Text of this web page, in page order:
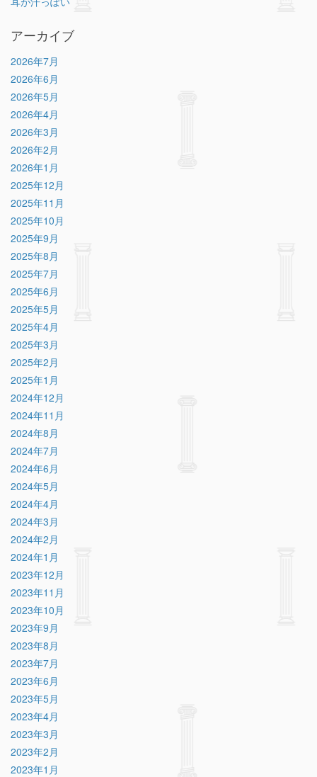
アーカイブ
2026年7月
2026年6月
2026年5月
2026年4月
2026年3月
2026年2月
2026年1月
2025年12月
2025年11月
2025年10月
2025年9月
2025年8月
2025年7月
2025年6月
2025年5月
2025年4月
2025年3月
2025年2月
2025年1月
2024年12月
2024年11月
2024年8月
2024年7月
2024年6月
2024年5月
2024年4月
2024年3月
2024年2月
2024年1月
2023年12月
2023年11月
2023年10月
2023年9月
2023年8月
2023年7月
2023年6月
2023年5月
2023年4月
2023年3月
2023年2月
2023年1月